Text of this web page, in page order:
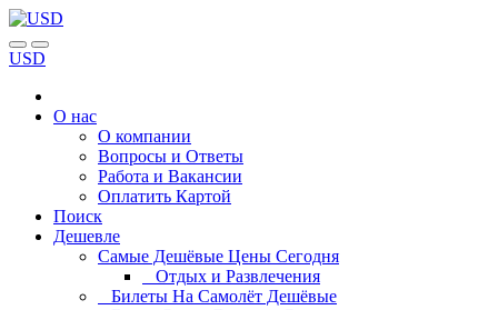
USD
О нас
О компании
Вопросы и Ответы
Работа и Вакансии
Оплатить Картой
Поиск
Дешевле
Самые Дешёвые Цены Сегодня
Отдых и Развлечения
Билеты На Самолёт Дешёвые